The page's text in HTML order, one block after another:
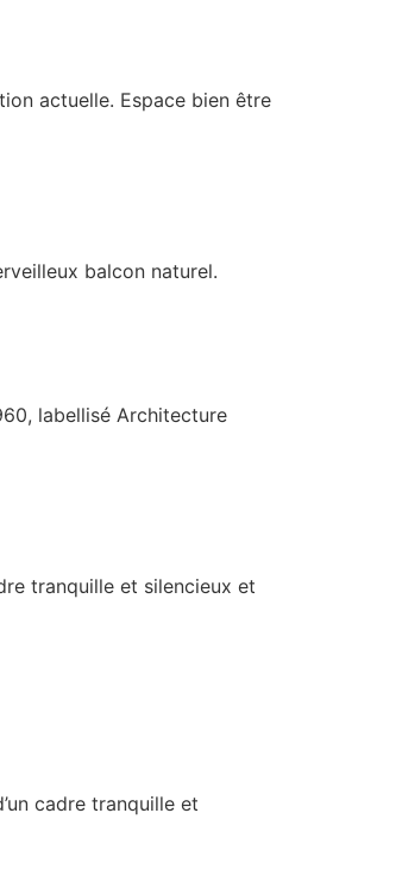
actuelle. Espace bien être
balcon naturel.
labellisé Architecture
tranquille et silencieux et
cadre tranquille et